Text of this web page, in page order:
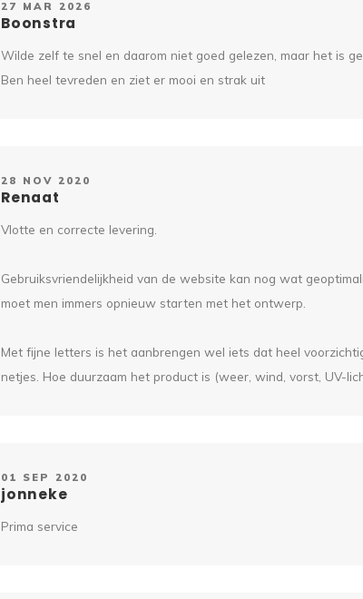
27 MAR 2026
Boonstra
Wilde zelf te snel en daarom niet goed gelezen, maar het is
Ben heel tevreden en ziet er mooi en strak uit
28 NOV 2020
Renaat
Vlotte en correcte levering.
Gebruiksvriendelijkheid van de website kan nog wat
moet men immers opnieuw starten met het ontwerp.
Met fijne letters is het aanbrengen wel iets dat heel
netjes. Hoe duurzaam het product is (weer, wind, vorst, UV-
01 SEP 2020
jonneke
Prima service